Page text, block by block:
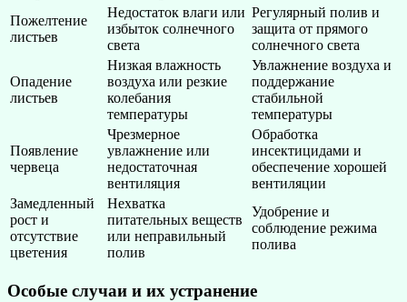
Пожелтение
листьев
Недостаток влаги или
избыток солнечного
света
Регулярный полив и
защита от прямого
солнечного света
Опадение
листьев
Низкая влажность
воздуха или резкие
колебания
температуры
Увлажнение воздуха и
поддержание
стабильной
температуры
Появление
червеца
Чрезмерное
увлажнение или
недостаточная
вентиляция
Обработка
инсектицидами и
обеспечение хорошей
вентиляции
Замедленный
рост и
отсутствие
цветения
Нехватка
питательных веществ
или неправильный
полив
Удобрение и
соблюдение режима
полива
Особые случаи и их устранение